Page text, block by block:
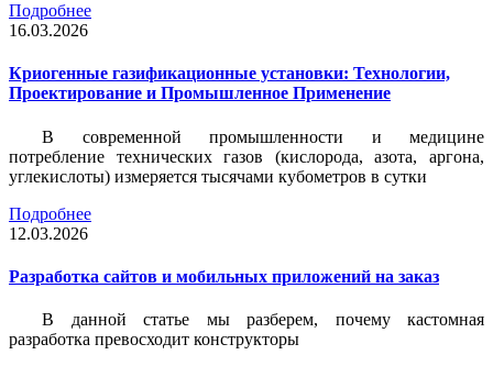
Подробнее
16.03.2026
Криогенные газификационные установки: Технологии,
Проектирование и Промышленное Применение
В современной промышленности и медицине
потребление технических газов (кислорода, азота, аргона,
углекислоты) измеряется тысячами кубометров в сутки
Подробнее
12.03.2026
Разработка сайтов и мобильных приложений на заказ
В данной статье мы разберем, почему кастомная
разработка превосходит конструкторы